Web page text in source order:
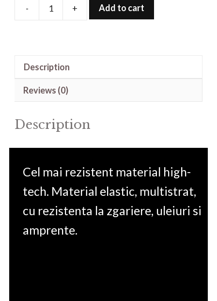
-
Folie
+ Add to cart
Description
Reviews (0)
Description
Cel mai rezistent material high-
tech. Material elastic, multistrat,
cu rezistenta la zgariere, uleiuri si
amprente.